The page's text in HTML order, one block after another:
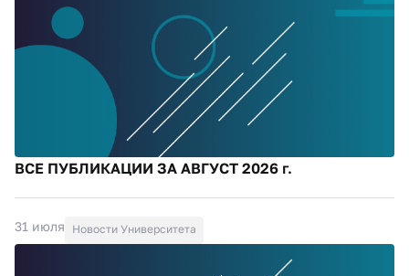
ВСЕ ПУБЛИКАЦИИ ЗА АВГУСТ 2026 г.
31 июля Новости Университета